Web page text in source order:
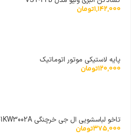
1,142,000تومان
پایه لاستیکی موتور اتوماتیک
120,000تومان
تاخو لباسشویی ال جی خرچنگی 6501KW3002A
375,000تومان